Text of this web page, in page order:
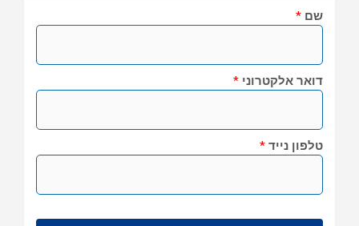
שם *
דואר אלקטרוני *
טלפון נייד *